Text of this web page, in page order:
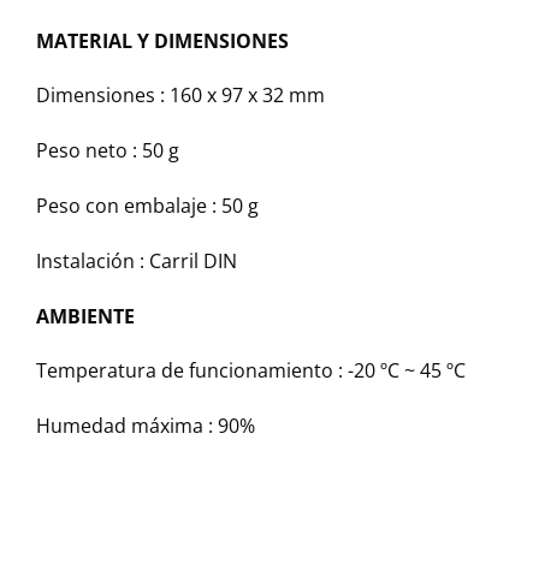
MATERIAL Y DIMENSIONES
Dimensiones : 160 x 97 x 32 mm
Peso neto : 50 g
Peso con embalaje : 50 g
Instalación : Carril DIN
AMBIENTE
Temperatura de funcionamiento : -20 ºC ~ 45 ºC
Humedad máxima : 90%